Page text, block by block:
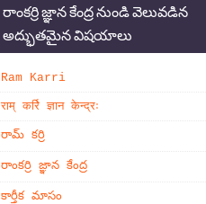
రాంకర్రి జ్ఞాన కేంద్ర నుండి వెలువడిన
అద్భుతమైన విషయాలు
Ram Karri
राम् कर्रि ज्ञान केन्द्रः
రామ్ కర్రి
రాంకర్రి జ్ఞాన కేంద్ర
కార్తీక మాసం